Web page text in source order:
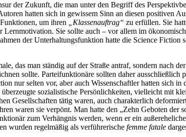
der Zukunft, die man unter den Begriff des
hatten sich in gewissem Sinn an diesen positiven
um ihren
„Klassenauftrag“ zu erfüllen. Sie
Sie sollte auch – vor allem im
der Unterhaltungsfunktion hatte die Science Fiction
das man ständig auf der Straße antraf, sondern nach
sollte. Parteifunktionäre sollten daher
nur selten vor, aber auch Wissenschaftler hatten sich in
sozialistische Persönlichkeiten, vielleicht mit
Gesellschaften tätig waren, auch charakterlich
waren sie verpönt. Man hatte den „Zehn Geboten der
zum Verhängnis werden, wenn er ein
wurden regelmäßig als verführerischefemme fatale